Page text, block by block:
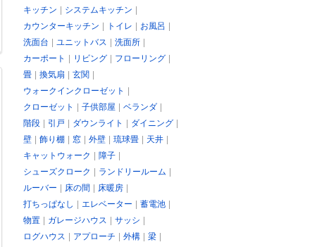
キッチン
システムキッチン
カウンターキッチン
トイレ
お風呂
洗面台
ユニットバス
洗面所
カーポート
リビング
フローリング
畳
換気扇
玄関
ウォークインクローゼット
クローゼット
子供部屋
ベランダ
階段
引戸 ダウンライト
ダイニング
壁
飾り棚 窓 外壁 琉球畳
天井
キャットウォーク
障子
シューズクローク
ランドリールーム
ルーバー
床の間
床暖房
打ちっぱなし
エレベーター
蓄電池
物置
ガレージハウス
サッシ
ログハウス
アプローチ 外構
梁